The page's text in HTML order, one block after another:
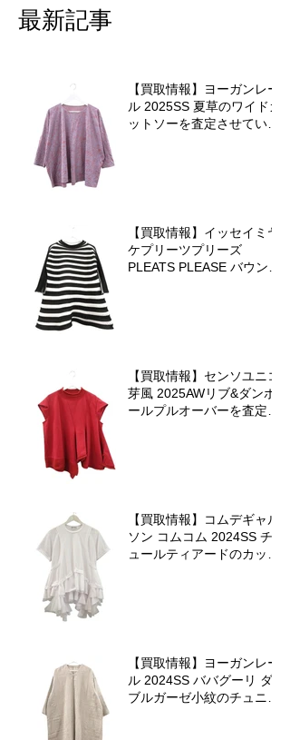
最新記事
【買取情報】ヨーガンレー
ル 2025SS 夏草のワイドカ
ットソーを査定させていた
【買取情報】イッセイミヤ
ケプリーツプリーズ
PLEATS PLEASE バウンス
【買取情報】センソユニコ
芽風 2025AWリブ&ダンボ
ールプルオーバーを査定さ
【買取情報】コムデギャル
ソン コムコム 2024SS チ
ュールティアードのカット
【買取情報】ヨーガンレー
ル 2024SS ババグーリ ダ
ブルガーゼ小紋のチュニッ